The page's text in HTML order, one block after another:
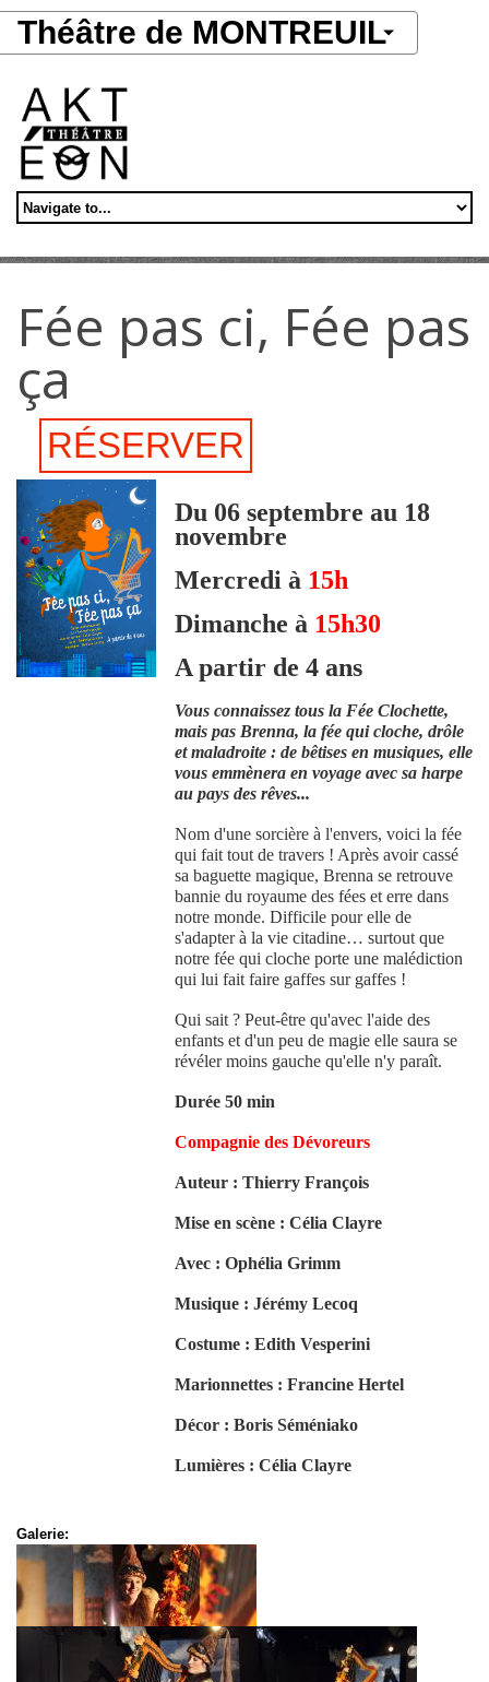
Aller au contenu principal
Théâtre de MONTREUIL
Fée pas ci, Fée pas
ça
RÉSERVER
Du 06 septembre au 18
novembre
Mercredi à 15h
Dimanche à 15h30
A partir de 4 ans
Vous connaissez tous la Fée Clochette,
mais pas Brenna, la fée qui cloche, drôle
et maladroite : de bêtises en musiques, elle
vous emmènera en voyage avec sa harpe
au pays des rêves...
Nom d'une sorcière à l'envers, voici la fée
qui fait tout de travers ! Après avoir cassé
sa baguette magique, Brenna se retrouve
bannie du royaume des fées et erre dans
notre monde. Difficile pour elle de
s'adapter à la vie citadine… surtout que
notre fée qui cloche porte une malédiction
qui lui fait faire gaffes sur gaffes !
Qui sait ? Peut-être qu'avec l'aide des
enfants et d'un peu de magie elle saura se
révéler moins gauche qu'elle n'y paraît.
Durée 50 min
Compagnie des Dévoreurs
Auteur : Thierry François
Mise en scène : Célia Clayre
Avec : Ophélia Grimm
Musique : Jérémy Lecoq
Costume : Edith Vesperini
Marionnettes : Francine Hertel
Décor : Boris Séméniako
Lumières : Célia Clayre
Galerie: